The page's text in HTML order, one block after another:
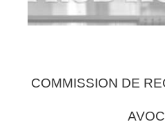
COMMISSION DE